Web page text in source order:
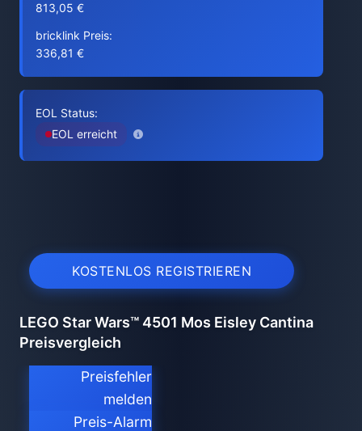
813,05 €
bricklink Preis:
336,81 €
EOL Status:
EOL erreicht
KOSTENLOS REGISTRIEREN
LEGO Star Wars™ 4501 Mos Eisley Cantina
Preisvergleich
Preisfehler
melden
Preis-Alarm